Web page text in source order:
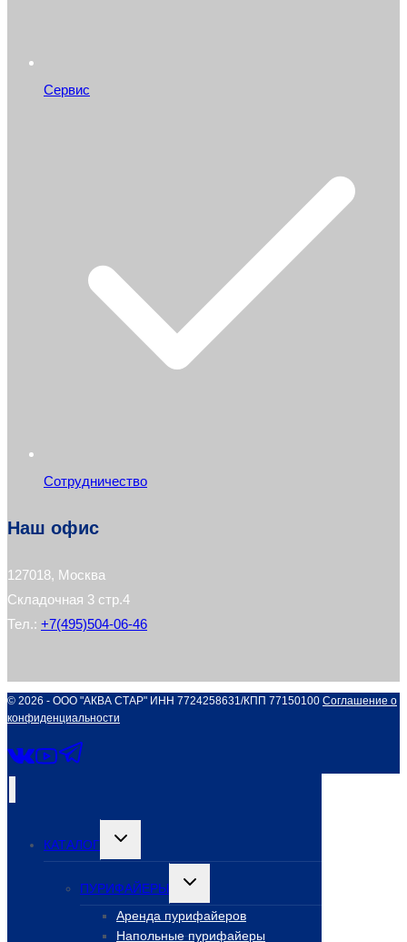
Сервис
Сотрудничество
Наш офис
127018, Москва
Складочная 3 стр.4
Тел.: +7(495)504-06-46
© 2026 - ООО "АКВА СТАР" ИНН 7724258631/КПП 77150100 Соглашение о
конфиденциальности
КАТАЛОГ
Переключить
меню
ПУРИФАЙЕРЫ
Переключить
меню
Аренда пурифайеров
Напольные пурифайеры